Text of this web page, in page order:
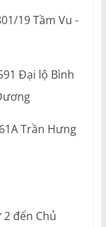
19 Tầm Vu -
Đại lộ Bình
Trần Hưng
2 đến Chủ